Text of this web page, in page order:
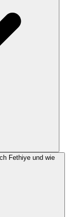
Fethiye und wie